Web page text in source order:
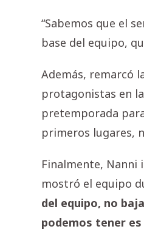
“Sabemos que el
base del equipo,
Además, remarcó
protagonistas en
pretemporada
primeros lugares,
Finalmente,
mostró el equipo
del equipo, no
podemos tener